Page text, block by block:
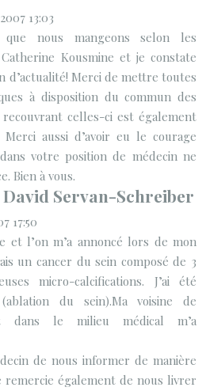
13:03
que nous mangeons selon les
Kousmine et je constate
d’actualité! Merci de mettre toutes
à disposition du commun des
recouvrant celles-ci est également
aussi d’avoir eu le courage
votre position de médecin ne
Bien à vous.
Servan-Schreiber
17:50
et l’on m’a annoncé lors de mon
un cancer du sein composé de 3
micro-calcifications. J’ai été
du sein).Ma voisine de
dans le milieu médical m’a
de nous informer de manière
remercie également de nous livrer